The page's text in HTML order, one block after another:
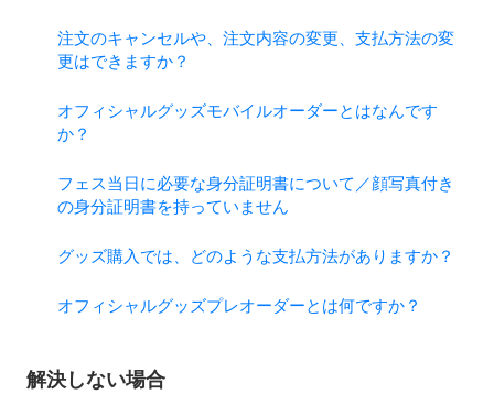
注文のキャンセルや、注文内容の変更、支払方法の変
更はできますか？
オフィシャルグッズモバイルオーダーとはなんです
か？
フェス当日に必要な身分証明書について／顔写真付き
の身分証明書を持っていません
グッズ購入では、どのような支払方法がありますか？
オフィシャルグッズプレオーダーとは何ですか？
解決しない場合